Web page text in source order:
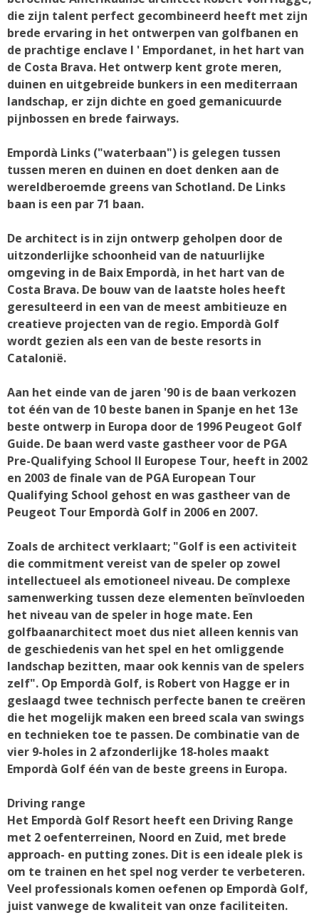
die zijn talent perfect gecombineerd heeft met zijn
brede ervaring in het ontwerpen van golfbanen en
de prachtige enclave l ' Empordanet, in het hart van
de Costa Brava. Het ontwerp kent grote meren,
duinen en uitgebreide bunkers in een mediterraan
landschap, er zijn dichte en goed gemanicuurde
pijnbossen en brede fairways.
Empordà Links ("waterbaan") is gelegen tussen
tussen meren en duinen en doet denken aan de
wereldberoemde greens van Schotland. De Links
baan is een par 71 baan.
De architect is in zijn ontwerp geholpen door de
uitzonderlijke schoonheid van de natuurlijke
omgeving in de Baix Empordà, in het hart van de
Costa Brava. De bouw van de laatste holes heeft
geresulteerd in een van de meest ambitieuze en
creatieve projecten van de regio. Empordà Golf
wordt gezien als een van de beste resorts in
Catalonië.
Aan het einde van de jaren '90 is de baan verkozen
tot één van de 10 beste banen in Spanje en het 13e
beste ontwerp in Europa door de 1996 Peugeot Golf
Guide. De baan werd vaste gastheer voor de PGA
Pre-Qualifying School II Europese Tour, heeft in 2002
en 2003 de finale van de PGA European Tour
Qualifying School gehost en was gastheer van de
Peugeot Tour Empordà Golf in 2006 en 2007.
Zoals de architect verklaart; "Golf is een activiteit
die commitment vereist van de speler op zowel
intellectueel als emotioneel niveau. De complexe
samenwerking tussen deze elementen beïnvloeden
het niveau van de speler in hoge mate. Een
golfbaanarchitect moet dus niet alleen kennis van
de geschiedenis van het spel en het omliggende
landschap bezitten, maar ook kennis van de spelers
zelf". Op Empordà Golf, is Robert von Hagge er in
geslaagd twee technisch perfecte banen te creëren
die het mogelijk maken een breed scala van swings
en technieken toe te passen. De combinatie van de
vier 9-holes in 2 afzonderlijke 18-holes maakt
Empordà Golf één van de beste greens in Europa.
Driving range
Het Empordà Golf Resort heeft een Driving Range
met 2 oefenterreinen, Noord en Zuid, met brede
approach- en putting zones. Dit is een ideale plek is
om te trainen en het spel nog verder te verbeteren.
Veel professionals komen oefenen op Empordà Golf,
juist vanwege de kwaliteit van onze faciliteiten.